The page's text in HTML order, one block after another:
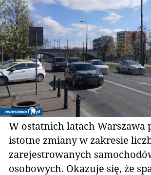
W ostatnich latach Warszawa
istotne zmiany w zakresie
zarejestrowanych
osobowych. Okazuje się, że